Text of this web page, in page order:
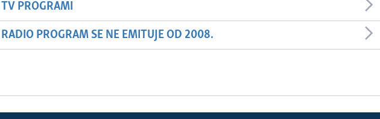
TV PROGRAMI
RADIO PROGRAM SE NE EMITUJE OD 2008.